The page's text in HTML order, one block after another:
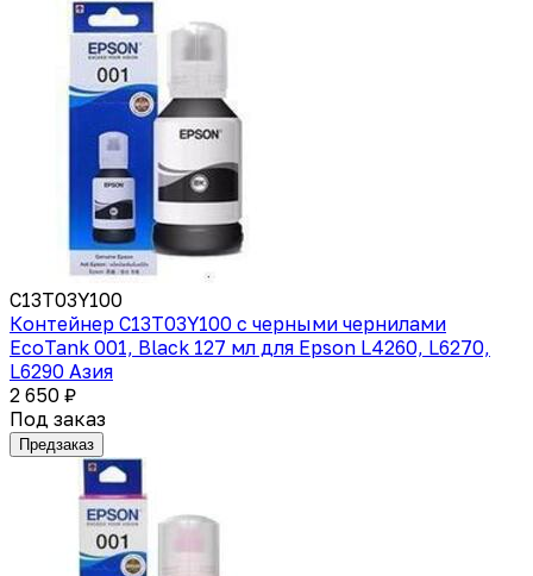
C13T03Y100
Контейнер C13T03Y100 с черными чернилами
EcoTank 001, Black 127 мл для Epson L4260, L6270,
L6290 Азия
2 650 ₽
Под заказ
Предзаказ